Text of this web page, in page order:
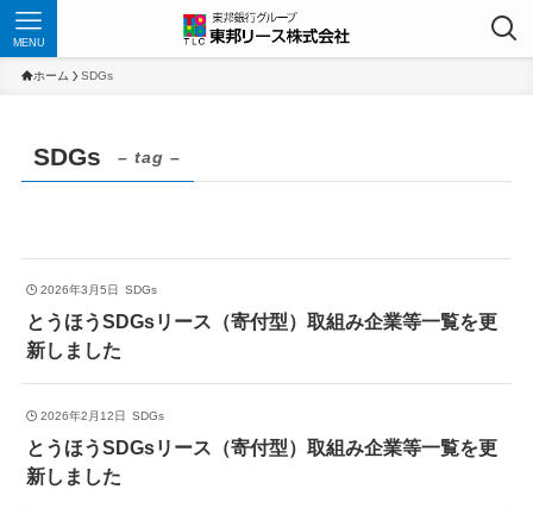
MENU
ホーム SDGs
SDGs – tag –
2026年3月5日 SDGs
とうほうSDGsリース（寄付型）取組み企業等一覧を更
新しました
2026年2月12日 SDGs
とうほうSDGsリース（寄付型）取組み企業等一覧を更
新しました